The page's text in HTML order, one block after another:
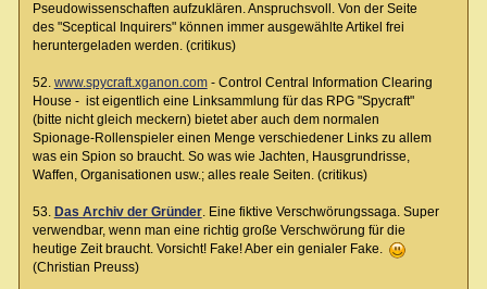
Pseudowissenschaften aufzuklären. Anspruchsvoll. Von der Seite
des "Sceptical Inquirers" können immer ausgewählte Artikel frei
heruntergeladen werden. (critikus)
52. www.spycraft.xganon.com- Control Central Information Clearing
House - ist eigentlich eine Linksammlung für das RPG "Spycraft"
(bitte nicht gleich meckern) bietet aber auch dem normalen
Spionage-Rollenspieler einen Menge verschiedener Links zu allem
was ein Spion so braucht. So was wie Jachten, Hausgrundrisse,
Waffen, Organisationen usw.; alles reale Seiten. (critikus)
53. Das Archiv der Gründer. Eine fiktive Verschwörungssaga. Super
verwendbar, wenn man eine richtig große Verschwörung für die
heutige Zeit braucht. Vorsicht! Fake! Aber ein genialer Fake.
(Christian Preuss)